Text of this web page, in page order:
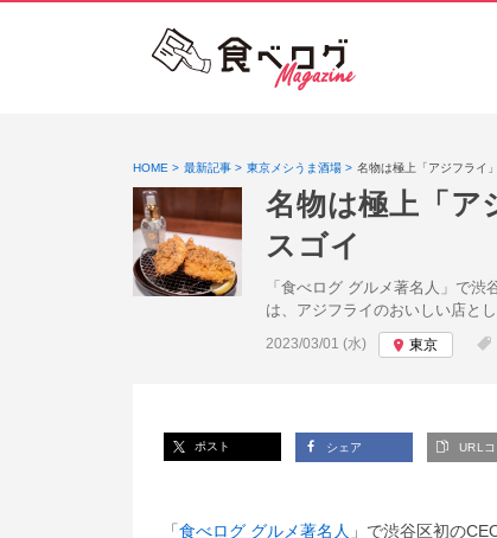
HOME 最新記事 東京メシうま酒場 名物は極上「アジフライ
名物は極上「ア
スゴイ
「食べログ グルメ著名人」で
は、アジフライのおいしい店と
投稿日:
2023/03/01 (水) 東京
ポスト シェア URL
「食べログ グルメ著名人 」で渋谷区初の